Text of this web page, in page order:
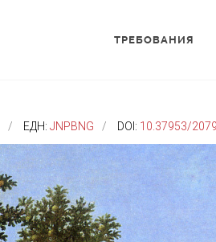
ТРЕБОВАНИЯ
ЕДН: JNPBNG DOI: 10.37953/